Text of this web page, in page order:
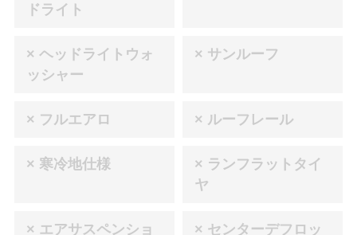
ドライト
× ヘッドライトウォ
ッシャー
× サンルーフ
× フルエアロ × ルーフレール
× 寒冷地仕様
× ランフラットタイ
ヤ
× エアサスペンショ
× センターデフロッ